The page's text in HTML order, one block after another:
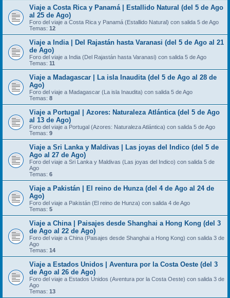
Viaje a Costa Rica y Panamá | Estallido Natural (del 5 de Ago
al 25 de Ago)
Foro del viaje a Costa Rica y Panamá (Estallido Natural) con salida 5 de Ago
Temas: 12
Viaje a India | Del Rajastán hasta Varanasi (del 5 de Ago al 21
de Ago)
Foro del viaje a India (Del Rajastán hasta Varanasi) con salida 5 de Ago
Temas: 11
Viaje a Madagascar | La isla Inaudita (del 5 de Ago al 28 de
Ago)
Foro del viaje a Madagascar (La isla Inaudita) con salida 5 de Ago
Temas: 8
Viaje a Portugal | Azores: Naturaleza Atlántica (del 5 de Ago
al 13 de Ago)
Foro del viaje a Portugal (Azores: Naturaleza Atlántica) con salida 5 de Ago
Temas: 9
Viaje a Sri Lanka y Maldivas | Las joyas del Indico (del 5 de
Ago al 27 de Ago)
Foro del viaje a Sri Lanka y Maldivas (Las joyas del Indico) con salida 5 de
Ago
Temas: 6
Viaje a Pakistán | El reino de Hunza (del 4 de Ago al 24 de
Ago)
Foro del viaje a Pakistán (El reino de Hunza) con salida 4 de Ago
Temas: 5
Viaje a China | Paisajes desde Shanghai a Hong Kong (del 3
de Ago al 22 de Ago)
Foro del viaje a China (Paisajes desde Shanghai a Hong Kong) con salida 3 de
Ago
Temas: 14
Viaje a Estados Unidos | Aventura por la Costa Oeste (del 3
de Ago al 26 de Ago)
Foro del viaje a Estados Unidos (Aventura por la Costa Oeste) con salida 3 de
Ago
Temas: 13